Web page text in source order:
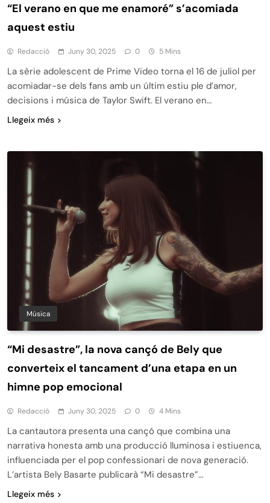
“El verano en que me enamoré” s’acomiada
aquest estiu
Redacció Juny 30, 2025 0 5 Mins
La sèrie adolescent de Prime Video torna el 16 de juliol per
acomiadar-se dels fans amb un últim estiu ple d’amor,
decisions i música de Taylor Swift. El verano en…
Llegeix més
Música
“Mi desastre”, la nova cançó de Bely que
converteix el tancament d’una etapa en un
himne pop emocional
Redacció Juny 30, 2025 0 4 Mins
La cantautora presenta una cançó que combina una
narrativa honesta amb una producció lluminosa i estiuenca,
influenciada per el pop confessionari de nova generació.
L’artista Bely Basarte publicarà “Mi desastre”…
Llegeix més